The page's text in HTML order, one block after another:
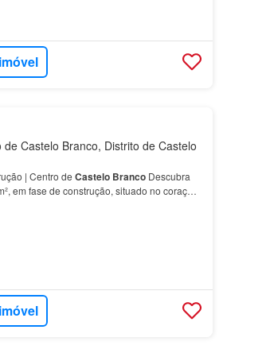
Castelo Branco, Distrito de Castelo
| Centro de Castelo BrancoDescubra
em fase de construção, situado no coração
da Europa, Com linh…